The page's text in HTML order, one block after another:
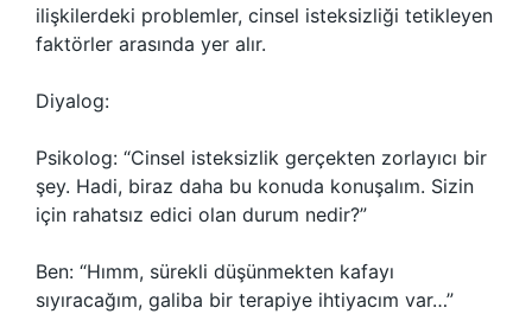
ilişkilerdeki problemler, cinsel isteksizliği tetikleyen
faktörler arasında yer alır.
Diyalog:
Psikolog: “Cinsel isteksizlik gerçekten zorlayıcı bir
şey. Hadi, biraz daha bu konuda konuşalım. Sizin
için rahatsız edici olan durum nedir?”
Ben: “Hımm, sürekli düşünmekten kafayı
sıyıracağım, galiba bir terapiye ihtiyacım var…”